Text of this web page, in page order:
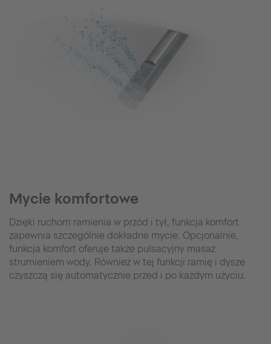
Mycie komfortowe
Dzięki ruchom ramienia w przód i tył, funkcja komfort
zapewnia szczególnie dokładne mycie. Opcjonalnie,
funkcja komfort oferuje także pulsacyjny masaż
strumieniem wody. Również w tej funkcji ramię i dysze
czyszczą się automatycznie przed i po każdym użyciu.